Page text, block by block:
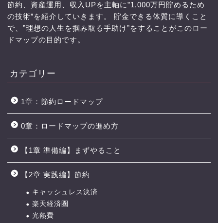
節約、資産運用、収入UPを主軸に”1,000万円貯めるため
の技術”を紹介していきます。 貯金できる体質に導くこと
で、”理想の人生を掴み取る手助け”をすることがこのロー
ドマップの目的です。
カテゴリー
1章：節約ロードマップ
0章：ロードマップの進め方
【1章 準備編】まずやること
【2章 実践編】節約
キャッシュレス決済
楽天経済圏
光熱費